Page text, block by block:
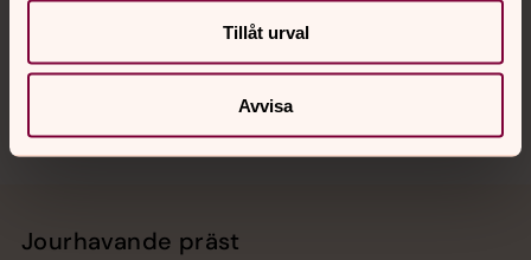
Tillåt urval
Avvisa
Sociala kanaler
Jourhavande präst